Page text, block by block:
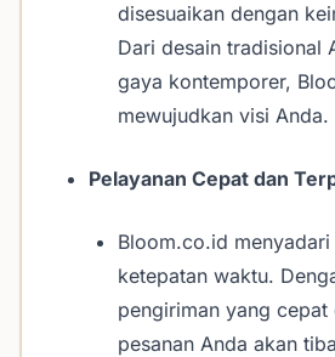
disesuaikan dengan
Dari desain tradisional
gaya kontemporer,
mewujudkan visi Anda.
Pelayanan Cepat dan
Bloom.co.id
ketepatan waktu.
pengiriman yang cepat
pesanan Anda akan